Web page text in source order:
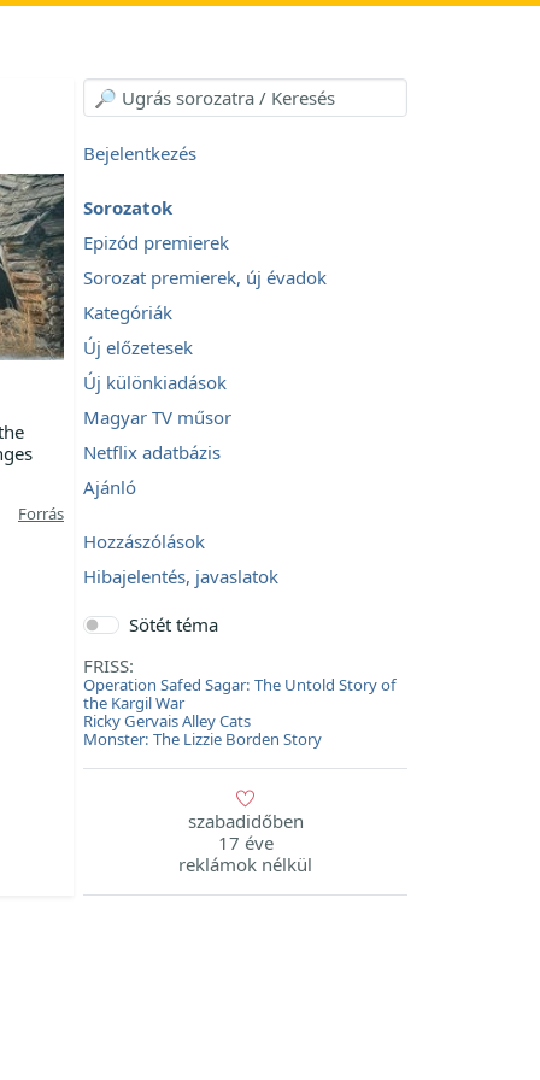
Forrás
Bejelentkezés
Sorozatok
Epizód premierek
Sorozat premierek, új évadok
Kategóriák
Új előzetesek
Új különkiadások
Magyar TV műsor
Netflix adatbázis
Ajánló
Hozzászólások
Hibajelentés, javaslatok
Sötét téma
FRISS:
Operation Safed Sagar: The Untold Story of
the Kargil War
Ricky Gervais Alley Cats
Monster: The Lizzie Borden Story
szabadidőben
17 éve
reklámok nélkül